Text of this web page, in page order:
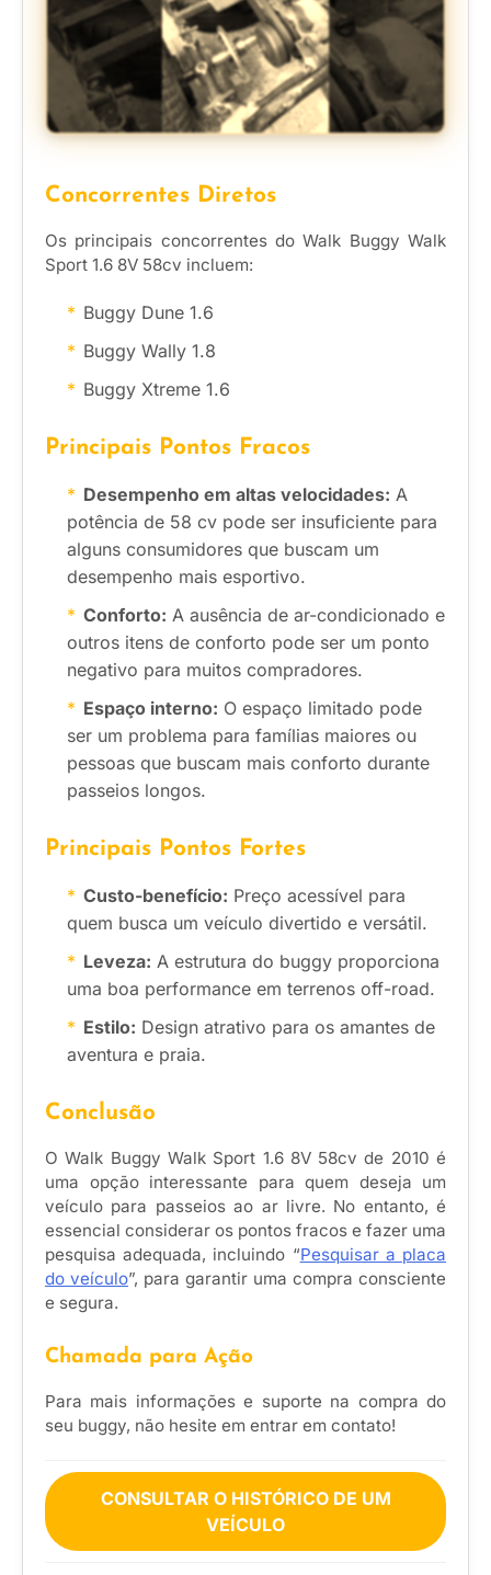
Concorrentes Diretos
Os principais concorrentes do Walk Buggy Walk
Sport 1.6 8V 58cv incluem:
Buggy Dune 1.6
Buggy Wally 1.8
Buggy Xtreme 1.6
Principais Pontos Fracos
Desempenho em altas velocidades: A
potência de 58 cv pode ser insuficiente para
alguns consumidores que buscam um
desempenho mais esportivo.
Conforto: A ausência de ar-condicionado e
outros itens de conforto pode ser um ponto
negativo para muitos compradores.
Espaço interno: O espaço limitado pode
ser um problema para famílias maiores ou
pessoas que buscam mais conforto durante
passeios longos.
Principais Pontos Fortes
Custo-benefício: Preço acessível para
quem busca um veículo divertido e versátil.
Leveza: A estrutura do buggy proporciona
uma boa performance em terrenos off-road.
Estilo: Design atrativo para os amantes de
aventura e praia.
Conclusão
O Walk Buggy Walk Sport 1.6 8V 58cv de 2010 é
uma opção interessante para quem deseja um
veículo para passeios ao ar livre. No entanto, é
essencial considerar os pontos fracos e fazer uma
pesquisa adequada, incluindo “Pesquisar a placa
do veículo”, para garantir uma compra consciente
e segura.
Chamada para Ação
Para mais informações e suporte na compra do
seu buggy, não hesite em entrar em contato!
CONSULTAR O HISTÓRICO DE UM
VEÍCULO